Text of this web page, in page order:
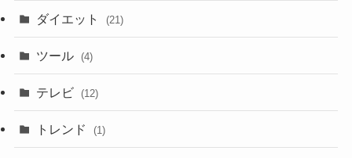
ダイエット (21)
ツール (4)
テレビ (12)
トレンド (1)